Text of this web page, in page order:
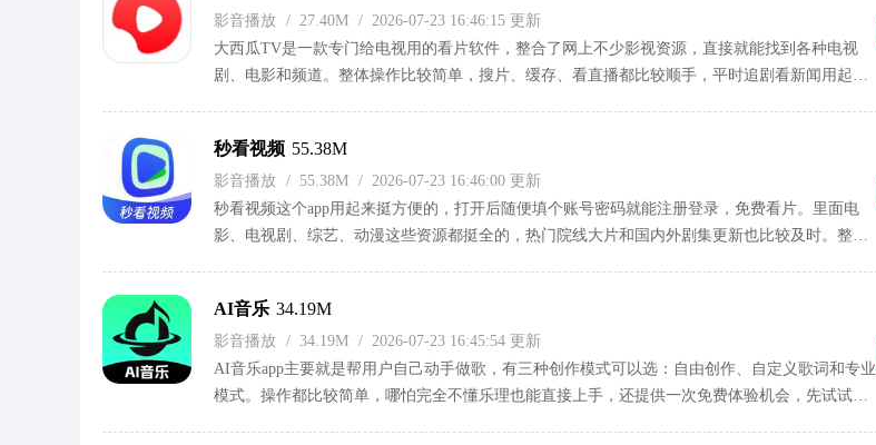
影音播放 / 27.40M / 2026-07-23 16:46:15 更新
大西瓜TV是一款专门给电视用的看片软件，整合了网上不少影视资源，直接就能找到各种电视
剧、电影和频道。整体操作比较简单，搜片、缓存、看直播都比较顺手，平时追剧看新闻用起来
秒看视频 55.38M
影音播放 / 55.38M / 2026-07-23 16:46:00 更新
秒看视频这个app用起来挺方便的，打开后随便填个账号密码就能注册登录，免费看片。里面电
影、电视剧、综艺、动漫这些资源都挺全的，热门院线大片和国内外剧集更新也比较及时。整体
AI音乐 34.19M
影音播放 / 34.19M / 2026-07-23 16:45:54 更新
AI音乐app主要就是帮用户自己动手做歌，有三种创作模式可以选：自由创作、自定义歌词和专业
模式。操作都比较简单，哪怕完全不懂乐理也能直接上手，还提供一次免费体验机会，先试试再